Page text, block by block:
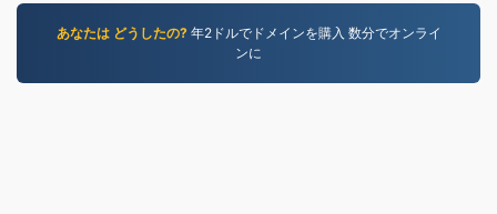
あなたは どうしたの?年2ドルでドメインを購入 数分でオンライ
ンに